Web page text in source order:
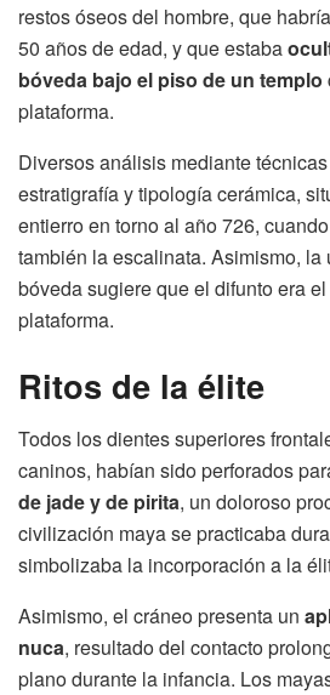
restos óseos del hombre, que
50 años de edad, y que estaba
bóveda bajo el piso de un templo
plataforma.
Diversos análisis mediante
estratigrafía y tipología cerámica,
entierro en torno al año 726,
también la escalinata. Asimismo, la
bóveda sugiere que el difunto era
plataforma.
Ritos de la élite
Todos los dientes superiores
caninos, habían sido perforados
de jade y de pirita, un doloroso
civilización maya se practicaba
simbolizaba la incorporación a la
Asimismo, el cráneo presenta un
nuca, resultado del contacto
plano durante la infancia. Los